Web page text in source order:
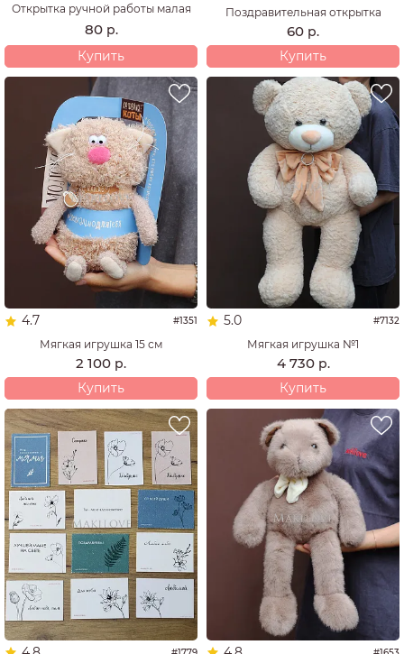
Открытка ручной работы малая
80 р.
Купить
Поздравительная открытка
60 р.
Купить
4.7 #1351
Мягкая игрушка 15 см
2 100 р.
Купить
5.0 #7132
Мягкая игрушка №1
4 730 р.
Купить